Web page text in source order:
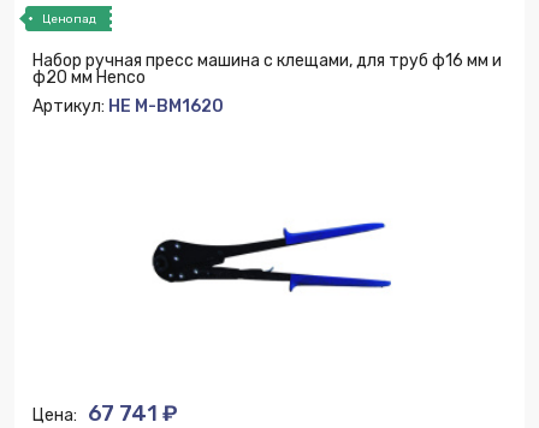
Ценопад
Набор ручная пресс машина с клещами, для труб ф16 мм и
ф20 мм Henco
Артикул: HE M-BM1620
Цена: 67 741 ₽